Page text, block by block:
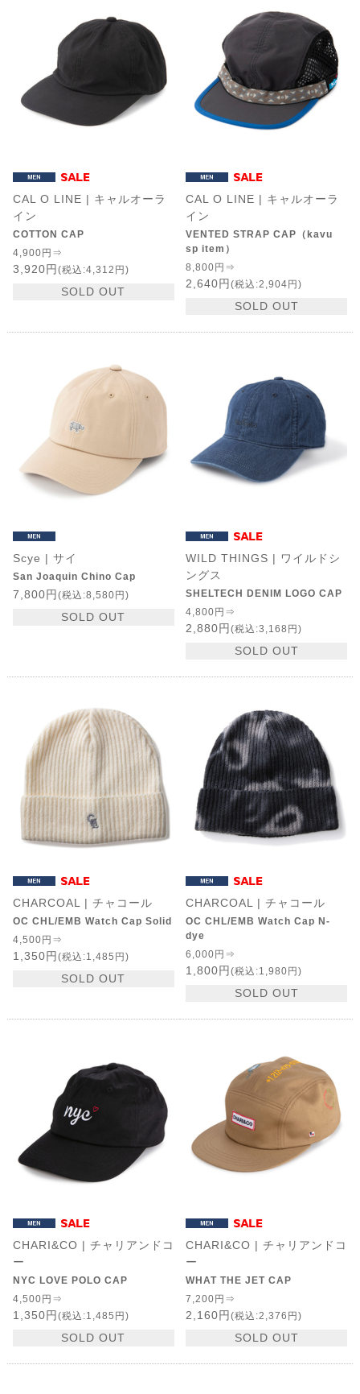
CAL O LINE | キャルオーラ
イン
COTTON CAP
4,900円⇒
3,920円(税込:4,312円)
SOLD OUT
CAL O LINE | キャルオーラ
イン
VENTED STRAP CAP（kavu
sp item）
8,800円⇒
2,640円(税込:2,904円)
SOLD OUT
Scye | サイ
San Joaquin Chino Cap
7,800円(税込:8,580円)
SOLD OUT
WILD THINGS | ワイルドシ
ングス
SHELTECH DENIM LOGO CAP
4,800円⇒
2,880円(税込:3,168円)
SOLD OUT
CHARCOAL | チャコール
OC CHL/EMB Watch Cap Solid
4,500円⇒
1,350円(税込:1,485円)
SOLD OUT
CHARCOAL | チャコール
OC CHL/EMB Watch Cap N-
dye
6,000円⇒
1,800円(税込:1,980円)
SOLD OUT
CHARI&CO | チャリアンドコ
ー
NYC LOVE POLO CAP
4,500円⇒
1,350円 (税込:1,485円)
SOLD OUT
CHARI&CO | チャリアンドコ
ー
WHAT THE JET CAP
7,200円⇒
2,160円 (税込:2,376円)
SOLD OUT